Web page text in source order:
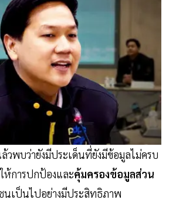
วพบว่ายังมีประเด็นที่ยังมีข้อมูลไม่ครบ
ห้การปกป้องและคุ้มครองข้อมูลส่วน
นเป็นไปอย่างมีประสิทธิภาพ